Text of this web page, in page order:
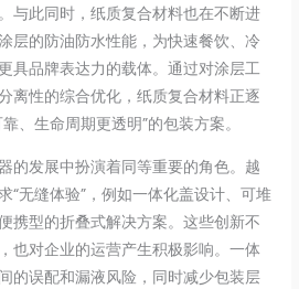
与此同时，纸质复合材料也在不断进
层的防油防水性能，为快速餐饮、冷
具品牌表达力的载体。通过对涂层工
离性的综合优化，纸质复合材料正逐
、生命周期更透明”的包装方案。
的发展中扮演着同等重要的角色。越
“无缝体验”，例如一体化盖设计、可堆
携型的折叠式解决方案。这些创新不
也对企业的运营产生积极影响。一体
的误配和漏液风险，同时减少包装层